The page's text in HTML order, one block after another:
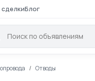
Блог
Отводы